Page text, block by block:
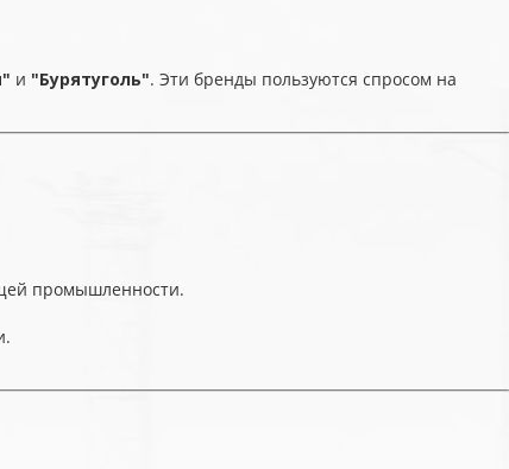
и "Бурятуголь". Эти бренды пользуются спросом на
промышленности.